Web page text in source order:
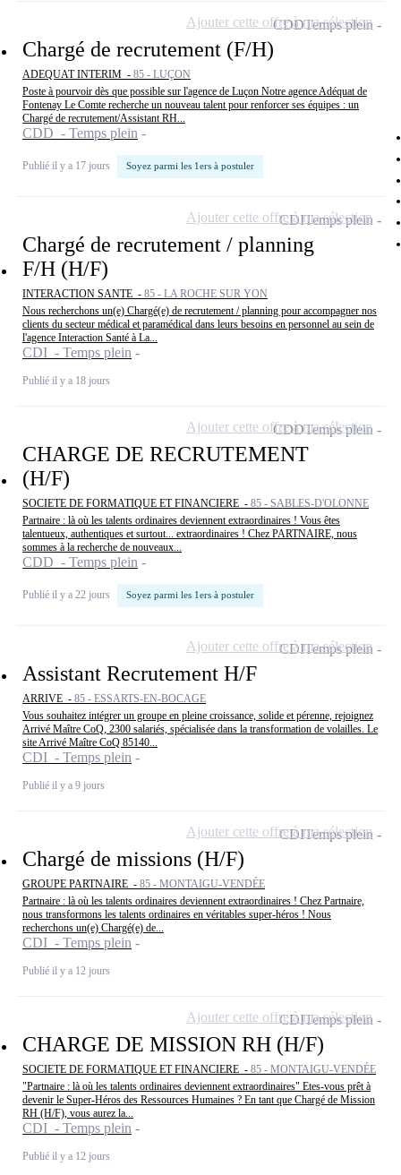
Chargé de recrutement (F/H)
ADEQUAT INTERIM - 85 - LUÇON
Poste à pourvoir dès que possible sur l'agence de Luçon Notre agence Adéquat de
Fontenay Le Comte recherche un nouveau talent pour renforcer ses équipes : un
Chargé de recrutement/Assistant RH...
CDD - Temps plein
Publié il y a 17 jours Soyez parmi les 1ers à postuler
CDDTemps plein
Ajouter cette offre à ma sélection
Chargé de recrutement / planning
F/H (H/F)
INTERACTION SANTE - 85 - LA ROCHE SUR YON
Nous recherchons un(e) Chargé(e) de recrutement / planning pour accompagner nos
clients du secteur médical et paramédical dans leurs besoins en personnel au sein de
l'agence Interaction Santé à La...
CDI - Temps plein
Publié il y a 18 jours
CDITemps plein
Ajouter cette offre à ma sélection
CHARGE DE RECRUTEMENT
(H/F)
SOCIETE DE FORMATIQUE ET FINANCIERE - 85 - SABLES-D'OLONNE
Partnaire : là où les talents ordinaires deviennent extraordinaires ! Vous êtes
talentueux, authentiques et surtout... extraordinaires ! Chez PARTNAIRE, nous
sommes à la recherche de nouveaux...
CDD - Temps plein
Publié il y a 22 jours Soyez parmi les 1ers à postuler
CDDTemps plein
Ajouter cette offre à ma sélection
Assistant Recrutement H/F
ARRIVE - 85 - ESSARTS-EN-BOCAGE
Vous souhaitez intégrer un groupe en pleine croissance, solide et pérenne, rejoignez
Arrivé Maître CoQ, 2300 salariés, spécialisée dans la transformation de volailles. Le
site Arrivé Maître CoQ 85140...
CDI - Temps plein
Publié il y a 9 jours
CDITemps plein
Ajouter cette offre à ma sélection
Chargé de missions (H/F)
GROUPE PARTNAIRE - 85 - MONTAIGU-VENDÉE
Partnaire : là où les talents ordinaires deviennent extraordinaires ! Chez Partnaire,
nous transformons les talents ordinaires en véritables super-héros ! Nous
recherchons un(e) Chargé(e) de...
CDI - Temps plein
Publié il y a 12 jours
CDITemps plein
Ajouter cette offre à ma sélection
CHARGE DE MISSION RH (H/F)
SOCIETE DE FORMATIQUE ET FINANCIERE - 85 - MONTAIGU-VENDÉE
"Partnaire : là où les talents ordinaires deviennent extraordinaires" Etes-vous prêt à
devenir le Super-Héros des Ressources Humaines ? En tant que Chargé de Mission
RH (H/F), vous aurez la...
CDI - Temps plein
Publié il y a 12 jours
CDITemps plein
Ajouter cette offre à ma sélection